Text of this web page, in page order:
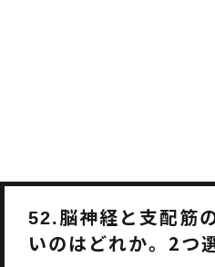
52.脳神経と支配筋
いのはどれか。2つ